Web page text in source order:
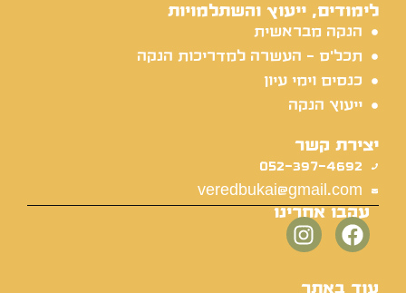
לימודים, ייעוץ והשתלמויות
הנקה מבראשית
תכל'ס - העשרה למדריכות הנקה
כנסים וימי עיון
ייעוץ הנקה
יצירת קשר
052-397-4692
veredbukai@gmail.com
עקבו אחרינו
עוד באתר